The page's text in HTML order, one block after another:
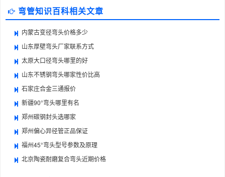
弯管知识百科相关文章
内蒙古变径弯头价格多少
山东厚壁弯头厂家联系方式
太原大口径弯头哪里的好
山东不锈钢弯头哪家性价比高
石家庄合金三通报价
新疆90°弯头哪里有名
郑州碳钢封头选哪家
郑州偏心异径管正品保证
福州45°弯头型号参数及原理
北京陶瓷耐磨复合弯头近期价格